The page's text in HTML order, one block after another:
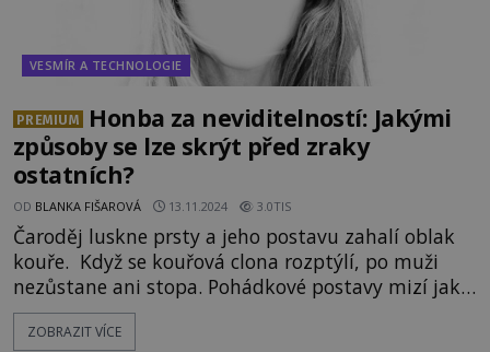
VESMÍR A TECHNOLOGIE
PREMIUM
Honba za neviditelností: Jakými
způsoby se lze skrýt před zraky
ostatních?
OD BLANKA FIŠAROVÁ 13.11.2024 3.0TIS
Čaroděj luskne prsty a jeho postavu zahalí oblak
kouře. Když se kouřová clona rozptýlí, po muži
nezůstane ani stopa. Pohádkové postavy mizí jako
mávnutím proutku. Je možné učinit se
neviditelnými i ve skutečném světě? Cest
ZOBRAZIT VÍCE